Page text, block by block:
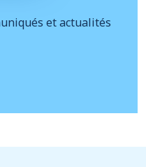
et actualités